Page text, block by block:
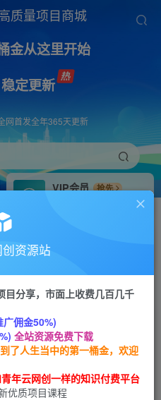
金从这里开始
定更新
网首发全年365天更新
VIP会员
抢先
场智慧课程，月入3万
关注 私信
资源站
目分享，市面上收费几百几千
广佣金50%)
全站资源免费下载
了人生当中的第一桶金，欢迎
年云网创一样的知识付费平台
优质项目课程